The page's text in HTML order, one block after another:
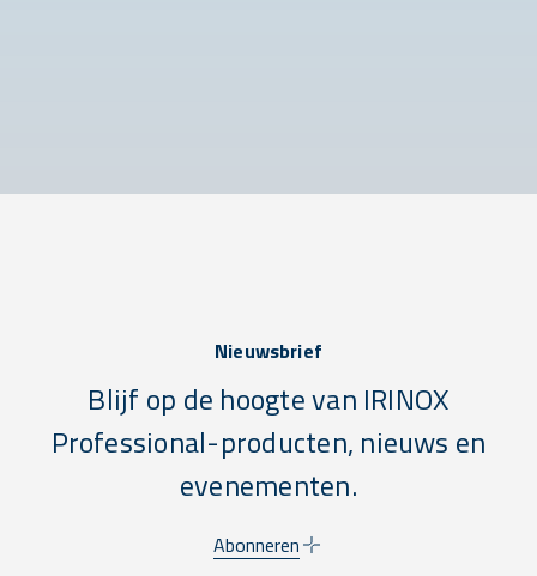
Nieuwsbrief
Blijf op de hoogte van IRINOX
Professional-producten, nieuws en
evenementen.
Abonneren